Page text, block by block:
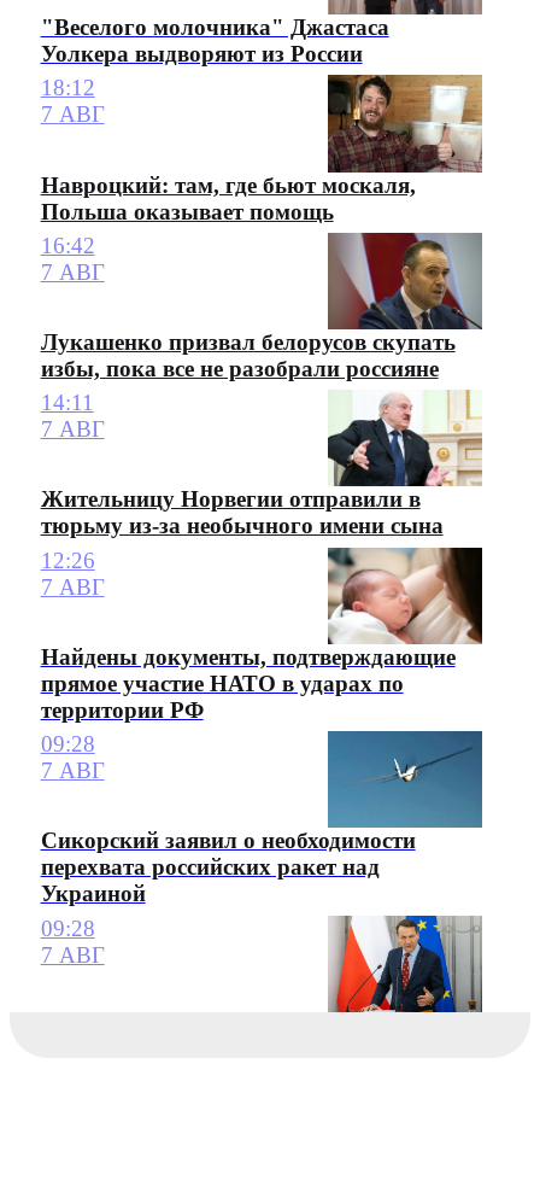
"Веселого молочника" Джастаса
Уолкера выдворяют из России
18:12
7 АВГ
Навроцкий: там, где бьют москаля,
Польша оказывает помощь
16:42
7 АВГ
Лукашенко призвал белорусов скупать
избы, пока все не разобрали россияне
14:11
7 АВГ
Жительницу Норвегии отправили в
тюрьму из-за необычного имени сына
12:26
7 АВГ
Найдены документы, подтверждающие
прямое участие НАТО в ударах по
территории РФ
09:28
7 АВГ
Сикорский заявил о необходимости
перехвата российских ракет над
Украиной
09:28
7 АВГ